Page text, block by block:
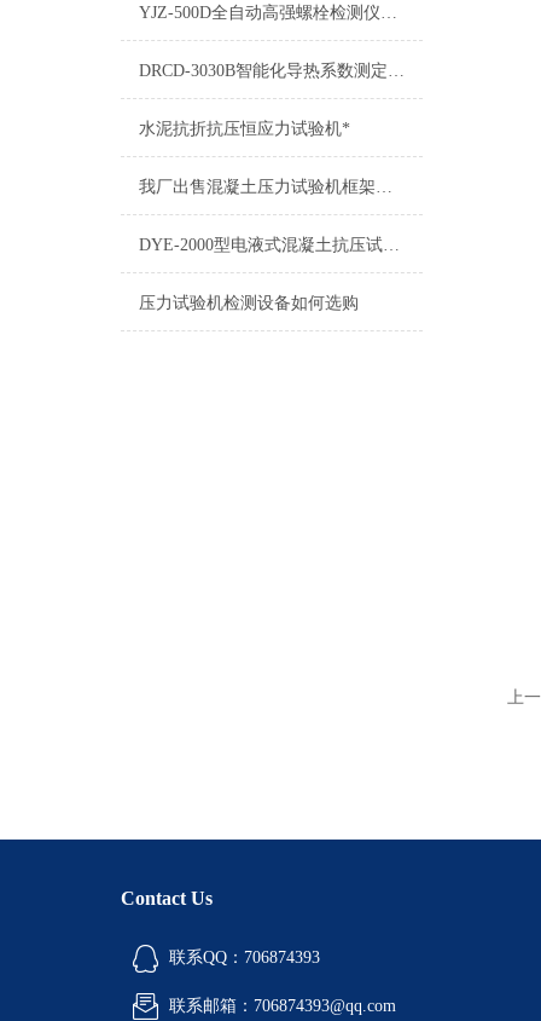
YJZ-500D全自动高强螺栓检测仪型号/价格/图片/厂家
DRCD-3030B智能化导热系数测定仪安装调试
水泥抗折抗压恒应力试验机*
我厂出售混凝土压力试验机框架主机
DYE-2000型电液式混凝土抗压试验机工作原理
压力试验机检测设备如何选购
上
Contact Us
联系QQ：706874393
联系邮箱：706874393@qq.com